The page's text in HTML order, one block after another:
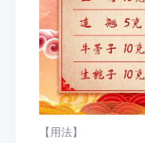
【用法】